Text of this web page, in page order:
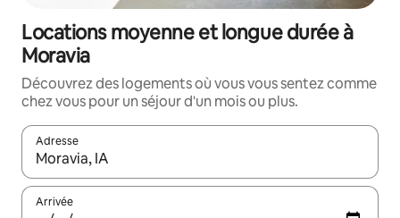
Locations moyenne et longue durée à
Moravia
Découvrez des logements où vous vous sentez comme
chez vous pour un séjour d'un mois ou plus.
Adresse
Lorsque les résultats s'affichent, utilisez les flèches vers le
Arrivée